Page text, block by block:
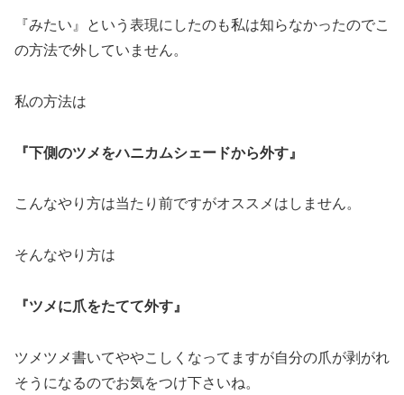
『みたい』という表現にしたのも私は知らなかったのでこ
の方法で外していません。
私の方法は
『下側のツメをハニカムシェードから外す』
こんなやり方は当たり前ですがオススメはしません。
そんなやり方は
『ツメに爪をたてて外す』
ツメツメ書いてややこしくなってますが自分の爪が剥がれ
そうになるのでお気をつけ下さいね。